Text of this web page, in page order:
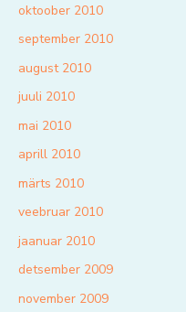
oktoober 2010
september 2010
august 2010
juuli 2010
mai 2010
aprill 2010
märts 2010
veebruar 2010
jaanuar 2010
detsember 2009
november 2009